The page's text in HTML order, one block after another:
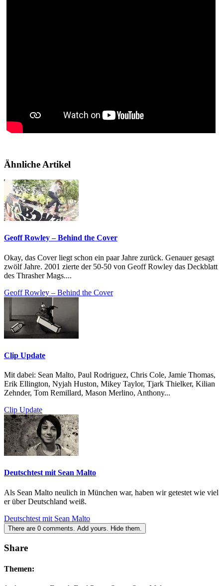
Ähnliche Artikel
Geoff Rowley – Behind the Cover
Okay, das Cover liegt schon ein paar Jahre zurück. Genauer gesagt
zwölf Jahre. 2001 zierte der 50-50 von Geoff Rowley das Deckblatt
des Thrasher Mags....
Geoff Rowley – Behind the Cover
Clip Update
Mit dabei: Sean Malto, Paul Rodriguez, Chris Cole, Jamie Thomas,
Erik Ellington, Nyjah Huston, Mikey Taylor, Tjark Thielker, Kilian
Zehnder, Tom Remillard, Mason Merlino, Anthony...
Clip Update
Deutschtest mit Sean Malto
Als Sean Malto neulich in München war, haben wir getestet wie viel
er über Deutschland weiß.
Deutschtest mit Sean Malto
There are 0 comments. Add yours. Hide them.
Share
Themen: